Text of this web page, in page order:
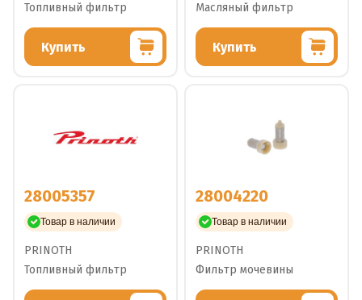
Топливный фильтр
Купить
Масляный фильтр
Купить
28005357
Товар в наличии
PRINOTH
Топливный фильтр
28004220
Товар в наличии
PRINOTH
Фильтр мочевины